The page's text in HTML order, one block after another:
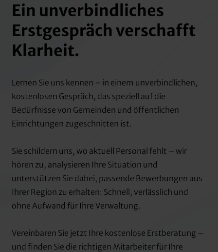
Ein
Erstgespräch
Klarheit.
Lernen Sie uns kennen – in einem
kostenlosen Gespräch, das speziell auf
Bedürfnisse von Gemeinden und
Einrichtungen zugeschnitten ist.
Sie schildern uns, wo aktuell Personal fehlt –
hören zu, analysieren Ihre Situation
unterstützen Sie dabei, passende Bewerbungen
Ihrer Region zu erhalten: Schnell, verlässlich
ohne Aufwand für Ihre Verwaltung.
Vereinbaren Sie jetzt Ihre kostenlose Erstberatung
und finden Sie die richtigen Mitarbeiter für